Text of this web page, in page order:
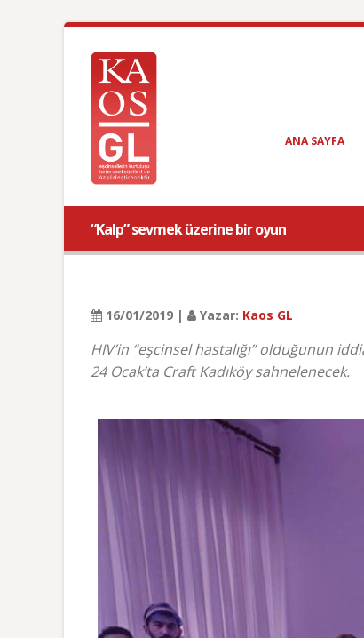
ANA SAYFA
“Kalp” sevmek üzerine bir oyun
16/01/2019 | Yazar: Kaos GL
HIV’in “eşcinsel hastalığı” olduğunun
24 Ocak’ta Craft Kadıköy sahnelenecek.